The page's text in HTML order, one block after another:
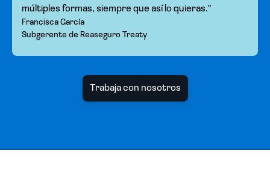
múltiples formas, siempre que así lo quieras."
Francisca García
Subgerente de Reaseguro Treaty
Trabaja con nosotros